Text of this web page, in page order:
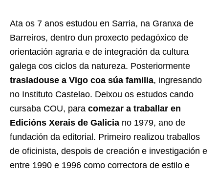
Ata os 7 anos estudou en Sarria, na Granxa de
Barreiros, dentro dun proxecto pedagóxico de
orientación agraria e de integración da cultura
galega cos ciclos da natureza. Posteriormente
trasladouse a Vigo coa súa familia, ingresando
no Instituto Castelao. Deixou os estudos cando
cursaba COU, para comezar a traballar en
Edicións Xerais de Galicia no 1979, ano de
fundación da editorial. Primeiro realizou traballos
de oficinista, despois de creación e investigación e
entre 1990 e 1996 como correctora de estilo e